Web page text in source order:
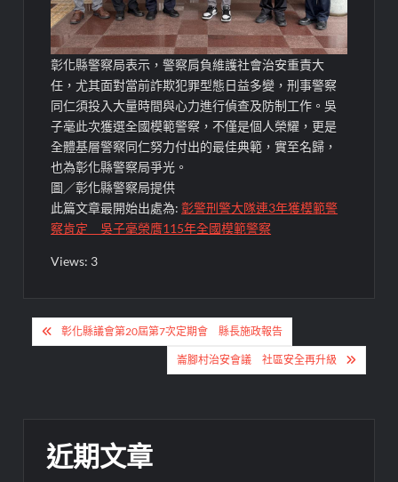
彰化縣警察局表示，警察肩負維護社會治安重責大
任，尤其面對當前詐欺犯罪型態日益多變，刑事警察
同仁須投入大量時間與心力進行偵查及防制工作。吳
子毫此次獲選全國模範警察，不僅是個人榮耀，更是
全體基層警察同仁努力付出的最佳典範，實至名歸，
也為彰化縣警察局爭光。
圖／彰化縣警察局提供
此篇文章最開始出處為:彰警刑警大隊連3年獲模範警
察肯定 吳子毫榮膺115年全國模範警察
Views: 3
文
章
彰化縣議會第20屆第7次定期會 縣長施政報告
崙腳村治安會議 社區安全再升級
近期文章